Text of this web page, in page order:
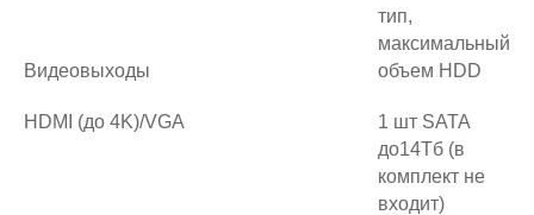
Видеовыходы
HDMI (до 4K)/VGA
тип,
максимальный
объем HDD
1 шт SATA
до14Тб (в
комплект не
входит)